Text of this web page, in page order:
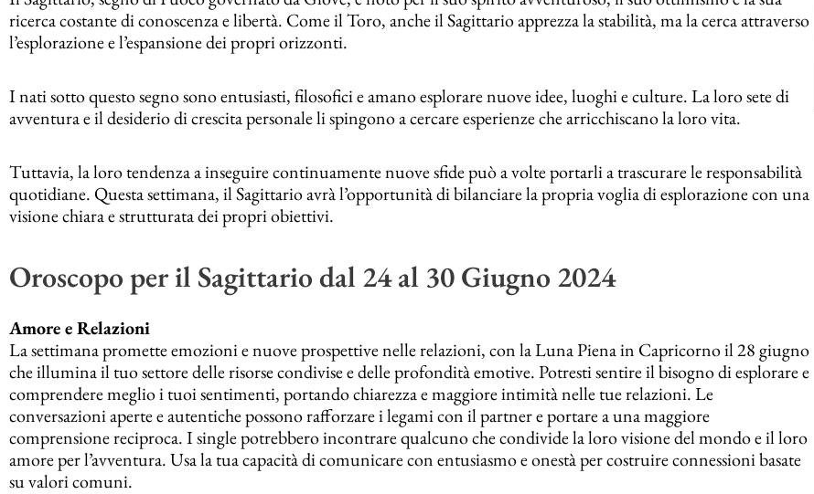
ricerca costante di conoscenza e libertà. Come il Toro, anche il Sagittario apprezza la stabilità, ma la cerca attraverso
l’esplorazione e l’espansione dei propri orizzonti.
I nati sotto questo segno sono entusiasti, filosofici e amano esplorare nuove idee, luoghi e culture. La loro sete di
avventura e il desiderio di crescita personale li spingono a cercare esperienze che arricchiscano la loro vita.
Tuttavia, la loro tendenza a inseguire continuamente nuove sfide può a volte portarli a trascurare le responsabilità
quotidiane. Questa settimana, il Sagittario avrà l’opportunità di bilanciare la propria voglia di esplorazione con una
visione chiara e strutturata dei propri obiettivi.
Oroscopo per il Sagittario dal 24 al 30 Giugno 2024
Amore e Relazioni
La settimana promette emozioni e nuove prospettive nelle relazioni, con la Luna Piena in Capricorno il 28 giugno
che illumina il tuo settore delle risorse condivise e delle profondità emotive. Potresti sentire il bisogno di esplorare e
comprendere meglio i tuoi sentimenti, portando chiarezza e maggiore intimità nelle tue relazioni. Le
conversazioni aperte e autentiche possono rafforzare i legami con il partner e portare a una maggiore
comprensione reciproca. I single potrebbero incontrare qualcuno che condivide la loro visione del mondo e il loro
amore per l’avventura. Usa la tua capacità di comunicare con entusiasmo e onestà per costruire connessioni basate
su valori comuni.